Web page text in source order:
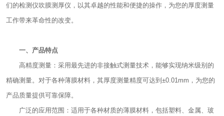
们的检测仪吹膜测厚仪，以其卓越的性能和便捷的操作，为您的厚度测量
工作带来革命性的改变。
一、产品特点
高精度测量：采用最先进的非接触式测量技术，能够实现纳米级别的
精确测量。对于各种薄膜材料，其厚度测量精度可达到±0.01mm，为您的
产品质量提供可靠保障。
广泛的应用范围：适用于各种材质的薄膜材料，包括塑料、金属、玻